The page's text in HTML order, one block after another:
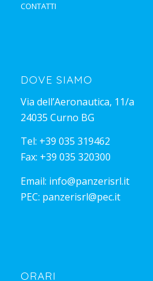
CONTATTI
DOVE SIAMO
Via dell’Aeronautica, 11/a
24035 Curno BG
Tel: +39 035 319462
Fax: +39 035 320300
Email: info@panzerisrl.it
PEC: panzerisrl@pec.it
ORARI